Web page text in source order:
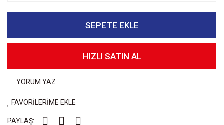
SEPETE EKLE
HIZLI SATIN AL
YORUM YAZ
FAVORİLERİME EKLE
PAYLAŞ: